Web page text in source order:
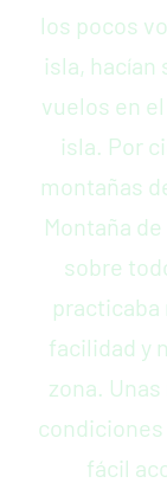
los pocos
isla, hacían
vuelos en
isla. Por
montañas
Montaña
sobre
practicaba
facilidad y
zona.
condiciones
fácil